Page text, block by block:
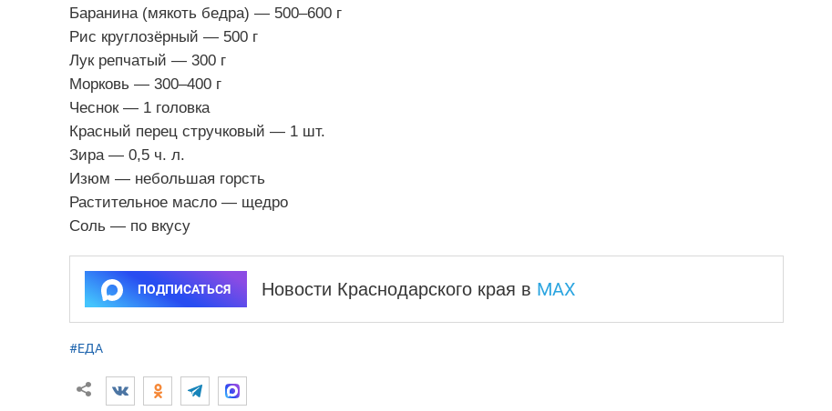
Баранина (мякоть бедра) — 500–600 г
Рис круглозёрный — 500 г
Лук репчатый — 300 г
Морковь — 300–400 г
Чеснок — 1 головка
Красный перец стручковый — 1 шт.
Зира — 0,5 ч. л.
Изюм — небольшая горсть
Растительное масло — щедро
Соль — по вкусу
ПОДПИСАТЬСЯ Новости Краснодарского края в MAX
#ЕДА